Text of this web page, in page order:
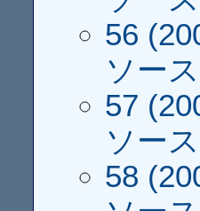
56
ソース
57
ソース
58